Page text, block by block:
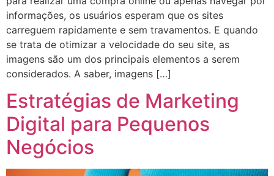
informações, os usuários esperam que os sites
carreguem rapidamente e sem travamentos. E quando
se trata de otimizar a velocidade do seu site, as
imagens são um dos principais elementos a serem
considerados. A saber, imagens […]
Estratégias de Marketing
Digital para Pequenos
Negócios